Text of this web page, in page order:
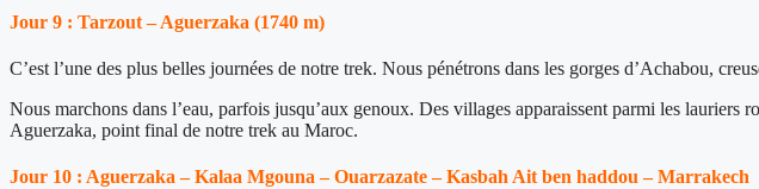
Jour 9 : Tarzout – Aguerzaka (1740 m)
C’est l’une des plus belles journées de notre trek. Nous pénétrons dans les gorges d’Achabou,
Nous marchons dans l’eau, parfois jusqu’aux genoux. Des villages apparaissent parmi les
Aguerzaka, point final de notre trek au Maroc.
Jour 10 : Aguerzaka – Kalaa Mgouna – Ouarzazate – Kasbah Ait ben haddou – Marrakech